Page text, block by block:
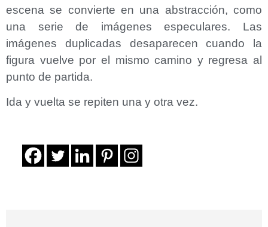
escena se convierte en una abstracción, como
una serie de imágenes especulares. Las
imágenes duplicadas desaparecen cuando la
figura vuelve por el mismo camino y regresa al
punto de partida.
Ida y vuelta se repiten una y otra vez.